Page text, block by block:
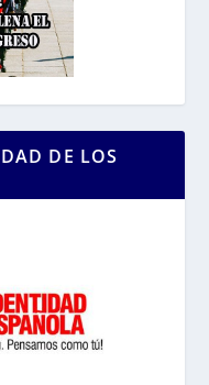
DE LOS